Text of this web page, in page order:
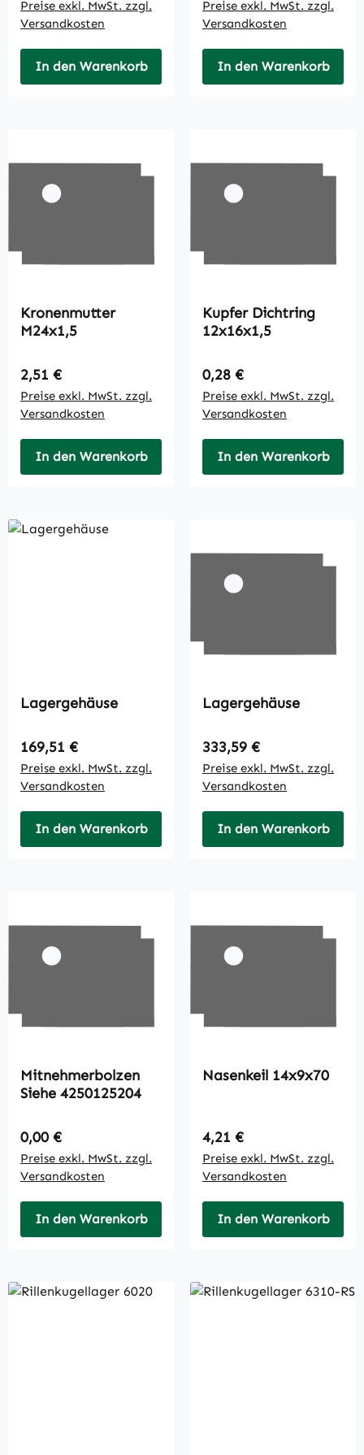
Preise exkl. MwSt. zzgl.
Versandkosten
In den Warenkorb
Preise exkl. MwSt. zzgl.
Versandkosten
In den Warenkorb
Kronenmutter
M24x1,5
Regulärer Preis:
2,51 €
Preise exkl. MwSt. zzgl.
Versandkosten
In den Warenkorb
Kupfer Dichtring
12x16x1,5
Regulärer Preis:
0,28 €
Preise exkl. MwSt. zzgl.
Versandkosten
In den Warenkorb
Lagergehäuse
Regulärer Preis:
169,51 €
Preise exkl. MwSt. zzgl.
Versandkosten
In den Warenkorb
Lagergehäuse
Regulärer Preis:
333,59 €
Preise exkl. MwSt. zzgl.
Versandkosten
In den Warenkorb
Mitnehmerbolzen
Siehe 4250125204
Regulärer Preis:
0,00 €
Preise exkl. MwSt. zzgl.
Versandkosten
In den Warenkorb
Nasenkeil 14x9x70
Regulärer Preis:
4,21 €
Preise exkl. MwSt. zzgl.
Versandkosten
In den Warenkorb